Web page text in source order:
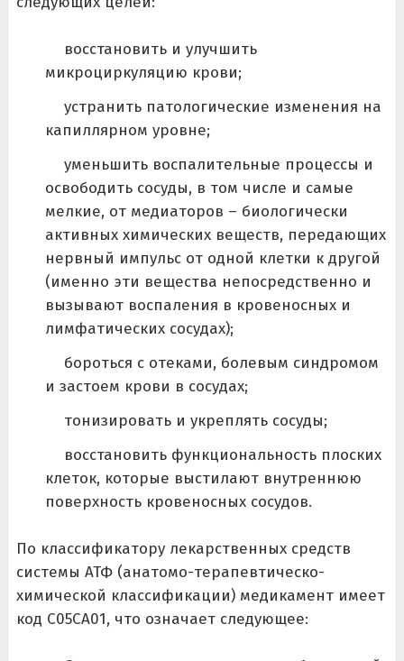
восстановить и улучшить
микроциркуляцию крови;
устранить патологические изменения на
капиллярном уровне;
уменьшить воспалительные процессы и
освободить сосуды, в том числе и самые
мелкие, от медиаторов – биологически
активных химических веществ, передающих
нервный импульс от одной клетки к другой
(именно эти вещества непосредственно и
вызывают воспаления в кровеносных и
лимфатических сосудах);
бороться с отеками, болевым синдромом
и застоем крови в сосудах;
тонизировать и укреплять сосуды;
восстановить функциональность плоских
клеток, которые выстилают внутреннюю
поверхность кровеносных сосудов.
По классификатору лекарственных средств
системы АТФ (анатомо-терапевтическо-
химической классификации) медикамент имеет
код C05CA01, что означает следующее: